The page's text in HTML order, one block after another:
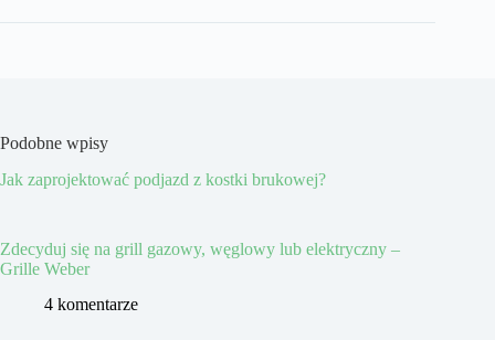
Podobne wpisy
Jak zaprojektować podjazd z kostki brukowej?
Zdecyduj się na grill gazowy, węglowy lub elektryczny –
Grille Weber
4 komentarze